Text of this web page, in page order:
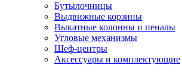
Бутылочницы
Выдвижные корзины
Выкатные колонны и пеналы
Угловые механизмы
Шеф-центры
Аксессуары и комплектующие